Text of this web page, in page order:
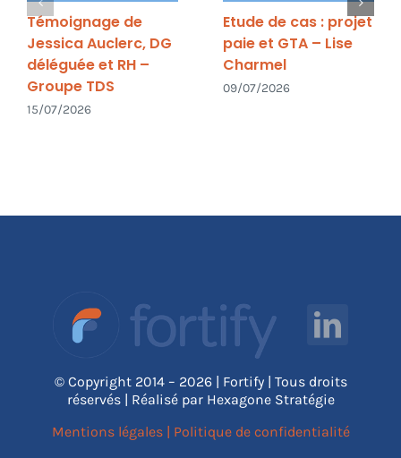
Témoignage de
Jessica Auclerc, DG
déléguée et RH –
Groupe TDS
15/07/2026
Etude de cas : projet
paie et GTA – Lise
Charmel
09/07/2026
© Copyright 2014 – 2026 | Fortify | Tous droits
réservés | Réalisé par Hexagone Stratégie
Mentions légales| Politique de confidentialité